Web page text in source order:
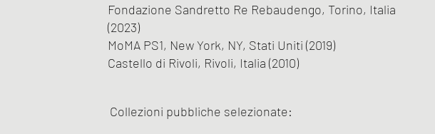
Fondazione Sandretto Re Rebaudengo, Torino, Italia
(2023)
MoMA PS1, New York, NY, Stati Uniti (2019)
Castello di Rivoli, Rivoli, Italia (2010)
Collezioni pubbliche selezionate: